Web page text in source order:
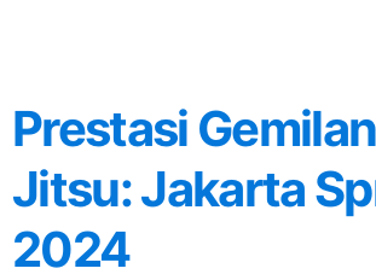
Prestasi
Jitsu: Jakarta
2024